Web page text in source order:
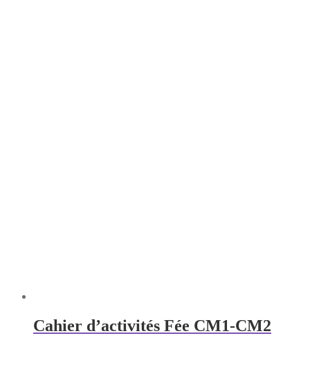
Cahier d’activités Fée CM1-CM2